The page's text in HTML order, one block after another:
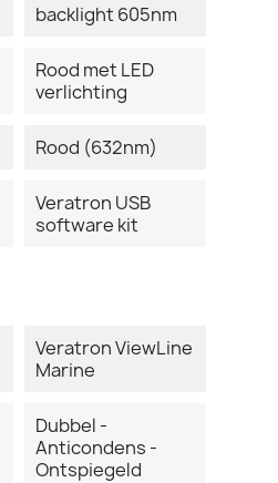
backlight 605nm
Rood met LED
verlichting
Rood (632nm)
Veratron USB
software kit
Veratron ViewLine
Marine
Dubbel -
Anticondens -
Ontspiegeld